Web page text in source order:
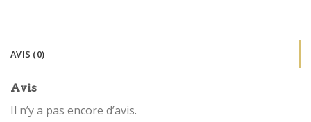
AVIS (0)
Avis
Il n’y a pas encore d’avis.